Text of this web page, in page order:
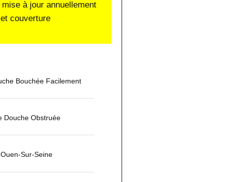
à jour annuellement
couverture
Bouchée Facilement
Douche Obstruée
Sur-Seine